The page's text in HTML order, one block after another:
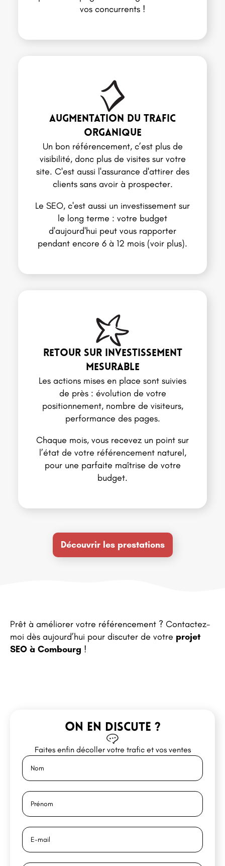
vos concurrents !
Augmentation du trafic
organique
Un bon référencement, c’est plus de
visibilité, donc plus de visites sur votre
site. C'est aussi l'assurance d'attirer des
clients sans avoir à prospecter.
Le SEO, c'est aussi un investissement sur
le long terme : votre budget
d'aujourd'hui peut vous rapporter
pendant encore 6 à 12 mois (voir plus).
Retour sur investissement
mesurable
Les actions mises en place sont suivies
de près : évolution de votre
positionnement, nombre de visiteurs,
performance des pages.
Chaque mois, vous recevez un point sur
l’état de votre référencement naturel,
pour une parfaite maîtrise de votre
budget.
Découvrir les prestations
Prêt à améliorer votre référencement ? Contactez-
moi dès aujourd’hui pour discuter de votre projet
SEO à Combourg !
ON EN DISCUTE ?
Faites enfin décoller votre trafic et vos ventes